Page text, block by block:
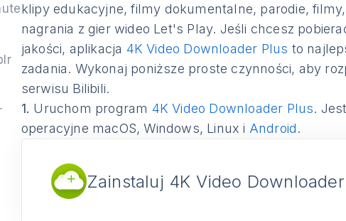
klipy edukacyjne, filmy dokumentalne, parodie,
nagrania z gier wideo Let's Play. Jeśli chcesz
jakości, aplikacja 4K Video Downloader Plus to
zadania. Wykonaj poniższe proste czynności, aby
serwisu Bilibili.
1. Uruchom program 4K Video Downloader Plus.
operacyjne macOS, Windows, Linux i Android.
Zainstaluj 4K Video